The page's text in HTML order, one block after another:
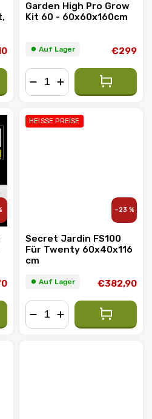
Garden High Pro Grow
Kit 60 - 60x60x160cm
⏺︎ Auf Lager €299
HEISSE PREISE
–23 %
Secret Jardin FS100
Für Twenty 60x40x116
cm
⏺︎ Auf Lager €382,90